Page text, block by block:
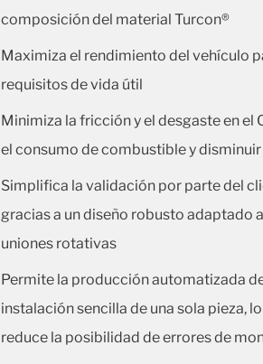
composición del material Turcon®
Maximiza el rendimiento del vehículo
requisitos de vida útil
Minimiza la fricción y el desgaste en el
el consumo de combustible y
Simplifica la validación por parte del
gracias a un diseño robusto adaptado
uniones rotativas
Permite la producción automatizada
instalación sencilla de una sola pieza,
reduce la posibilidad de errores de